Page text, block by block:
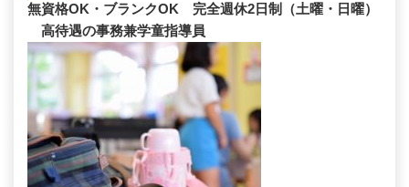
無資格OK・ブランクOK 完全週休2日制（土曜・日曜）
高待遇の事務兼学童指導員